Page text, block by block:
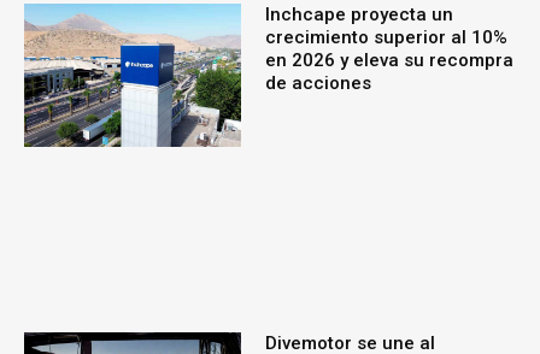
Inchcape proyecta un
crecimiento superior al 10%
en 2026 y eleva su recompra
de acciones
Divemotor se une al